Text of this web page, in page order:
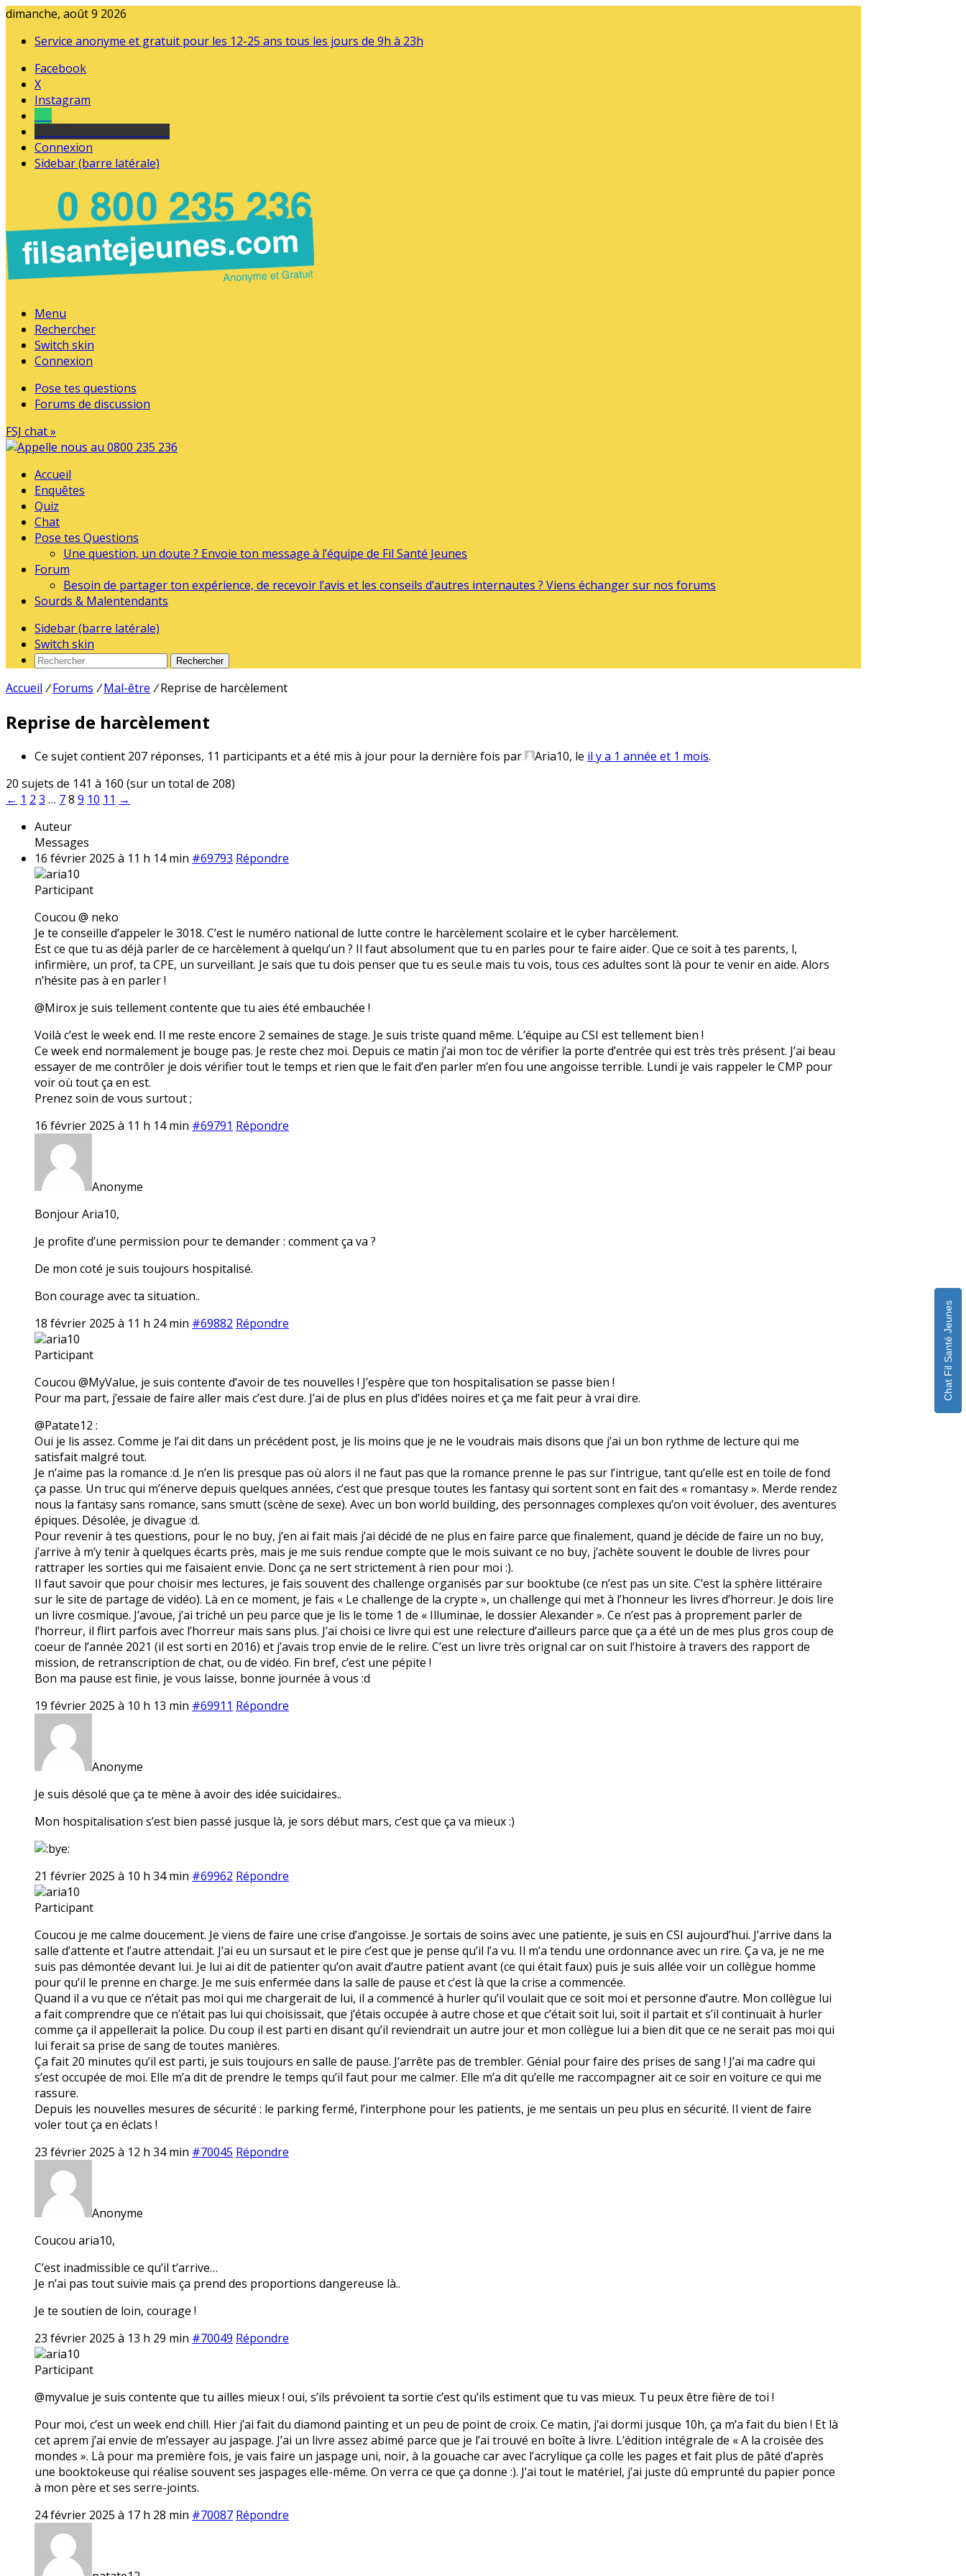
dimanche, août 9 2026
Service anonyme et gratuit pour les 12-25 ans tous les jours de 9h à 23h
Facebook
X
Instagram
Connexion
Sidebar (barre latérale)
Menu
Rechercher
Switch skin
Connexion
Pose tes questions
Forums de discussion
FSJ chat »
Accueil
Enquêtes
Quiz
Chat
Pose tes Questions
Une question, un doute ? Envoie ton message à l’équipe de Fil Santé Jeunes
Forum
Besoin de partager ton expérience, de recevoir l’avis et les conseils d’autres internautes ? Viens échanger sur nos forums
Sourds & Malentendants
Sidebar (barre latérale)
Switch skin
Rechercher
Accueil / Forums / Mal-être / Reprise de harcèlement
Reprise de harcèlement
Ce sujet contient 207 réponses, 11 participants et a été mis à jour pour la dernière fois par Aria10, le il y a 1 année et 1 mois.
20 sujets de 141 à 160 (sur un total de 208)
← 1 2 3 … 78 9 10 11 →
Auteur
Messages
16 février 2025 à 11 h 14 min #69793 Répondre
aria10
Participant
Coucou @ neko
Je te conseille d’appeler le 3018. C’est le numéro national de lutte contre le harcèlement scolaire et le cyber harcèlement.
Est ce que tu as déjà parler de ce harcèlement à quelqu’un ? Il faut absolument que tu en parles pour te faire aider. Que ce soit à tes parents, l,
infirmière, un prof, ta CPE, un surveillant. Je sais que tu dois penser que tu es seul.e mais tu vois, tous ces adultes sont là pour te venir en aide. Alors
n’hésite pas à en parler !
@Mirox je suis tellement contente que tu aies été embauchée !
Voilà c’est le week end. Il me reste encore 2 semaines de stage. Je suis triste quand même. L’équipe au CSI est tellement bien !
Ce week end normalement je bouge pas. Je reste chez moi. Depuis ce matin j’ai mon toc de vérifier la porte d’entrée qui est très très présent. J’ai beau
essayer de me contrôler je dois vérifier tout le temps et rien que le fait d’en parler m’en fou une angoisse terrible. Lundi je vais rappeler le CMP pour
voir où tout ça en est.
Prenez soin de vous surtout ;
16 février 2025 à 11 h 14 min #69791 Répondre
Anonyme
Bonjour Aria10,
Je profite d’une permission pour te demander : comment ça va ?
De mon coté je suis toujours hospitalisé.
Bon courage avec ta situation..
18 février 2025 à 11 h 24 min #69882 Répondre
aria10
Participant
Coucou @MyValue, je suis contente d’avoir de tes nouvelles ! J’espère que ton hospitalisation se passe bien !
Pour ma part, j’essaie de faire aller mais c’est dure. J’ai de plus en plus d’idées noires et ça me fait peur à vrai dire.
@Patate12 :
Oui je lis assez. Comme je l’ai dit dans un précédent post, je lis moins que je ne le voudrais mais disons que j’ai un bon rythme de lecture qui me
satisfait malgré tout.
Je n’aime pas la romance :d. Je n’en lis presque pas où alors il ne faut pas que la romance prenne le pas sur l’intrigue, tant qu’elle est en toile de fond
ça passe. Un truc qui m’énerve depuis quelques années, c’est que presque toutes les fantasy qui sortent sont en fait des « romantasy ». Merde rendez
nous la fantasy sans romance, sans smutt (scène de sexe). Avec un bon world building, des personnages complexes qu’on voit évoluer, des aventures
épiques. Désolée, je divague :d.
Pour revenir à tes questions, pour le no buy, j’en ai fait mais j’ai décidé de ne plus en faire parce que finalement, quand je décide de faire un no buy,
j’arrive à m’y tenir à quelques écarts près, mais je me suis rendue compte que le mois suivant ce no buy, j’achète souvent le double de livres pour
rattraper les sorties qui me faisaient envie. Donc ça ne sert strictement à rien pour moi :).
Il faut savoir que pour choisir mes lectures, je fais souvent des challenge organisés par sur booktube (ce n’est pas un site. C’est la sphère littéraire
sur le site de partage de vidéo). Là en ce moment, je fais « Le challenge de la crypte », un challenge qui met à l’honneur les livres d’horreur. Je dois lire
un livre cosmique. J’avoue, j’ai triché un peu parce que je lis le tome 1 de « Illuminae, le dossier Alexander ». Ce n’est pas à proprement parler de
l’horreur, il flirt parfois avec l’horreur mais sans plus. J’ai choisi ce livre qui est une relecture d’ailleurs parce que ça a été un de mes plus gros coup de
coeur de l’année 2021 (il est sorti en 2016) et j’avais trop envie de le relire. C’est un livre très orignal car on suit l’histoire à travers des rapport de
mission, de retranscription de chat, ou de vidéo. Fin bref, c’est une pépite !
Bon ma pause est finie, je vous laisse, bonne journée à vous :d
19 février 2025 à 10 h 13 min #69911 Répondre
Anonyme
Je suis désolé que ça te mène à avoir des idée suicidaires..
Mon hospitalisation s’est bien passé jusque là, je sors début mars, c’est que ça va mieux :)
21 février 2025 à 10 h 34 min #69962 Répondre
aria10
Participant
Coucou je me calme doucement. Je viens de faire une crise d’angoisse. Je sortais de soins avec une patiente, je suis en CSI aujourd’hui. J’arrive dans la
salle d’attente et l’autre attendait. J’ai eu un sursaut et le pire c’est que je pense qu’il l’a vu. Il m’a tendu une ordonnance avec un rire. Ça va, je ne me
suis pas démontée devant lui. Je lui ai dit de patienter qu’on avait d’autre patient avant (ce qui était faux) puis je suis allée voir un collègue homme
pour qu’il le prenne en charge. Je me suis enfermée dans la salle de pause et c’est là que la crise a commencée.
Quand il a vu que ce n’était pas moi qui me chargerait de lui, il a commencé à hurler qu’il voulait que ce soit moi et personne d’autre. Mon collègue lui
a fait comprendre que ce n’était pas lui qui choisissait, que j’étais occupée à autre chose et que c’était soit lui, soit il partait et s’il continuait à hurler
comme ça il appellerait la police. Du coup il est parti en disant qu’il reviendrait un autre jour et mon collègue lui a bien dit que ce ne serait pas moi qui
lui ferait sa prise de sang de toutes manières.
Ça fait 20 minutes qu’il est parti, je suis toujours en salle de pause. J’arrête pas de trembler. Génial pour faire des prises de sang ! J’ai ma cadre qui
s’est occupée de moi. Elle m’a dit de prendre le temps qu’il faut pour me calmer. Elle m’a dit qu’elle me raccompagner ait ce soir en voiture ce qui me
rassure.
Depuis les nouvelles mesures de sécurité : le parking fermé, l’interphone pour les patients, je me sentais un peu plus en sécurité. Il vient de faire
voler tout ça en éclats !
23 février 2025 à 12 h 34 min #70045 Répondre
Anonyme
Coucou aria10,
C’est inadmissible ce qu’il t’arrive…
Je n’ai pas tout suivie mais ça prend des proportions dangereuse là..
Je te soutien de loin, courage !
23 février 2025 à 13 h 29 min #70049 Répondre
aria10
Participant
@myvalue je suis contente que tu ailles mieux ! oui, s’ils prévoient ta sortie c’est qu’ils estiment que tu vas mieux. Tu peux être fière de toi !
Pour moi, c’est un week end chill. Hier j’ai fait du diamond painting et un peu de point de croix. Ce matin, j’ai dormi jusque 10h, ça m’a fait du bien ! Et là
cet aprem j’ai envie de m’essayer au jaspage. J’ai un livre assez abimé parce que je l’ai trouvé en boîte à livre. L’édition intégrale de « A la croisée des
mondes ». Là pour ma première fois, je vais faire un jaspage uni, noir, à la gouache car avec l’acrylique ça colle les pages et fait plus de pâté d’après
une booktokeuse qui réalise souvent ses jaspages elle-même. On verra ce que ça donne :). J’ai tout le matériel, j’ai juste dû emprunté du papier ponce
à mon père et ses serre-joints.
24 février 2025 à 17 h 28 min #70087 Répondre
Chat Fil Santé Jeunes